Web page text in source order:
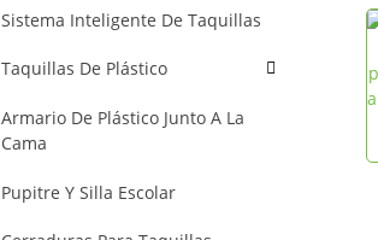
Sistema Inteligente De Taquillas
Taquillas De Plástico
Armario De Plástico Junto A La
Cama
Pupitre Y Silla Escolar